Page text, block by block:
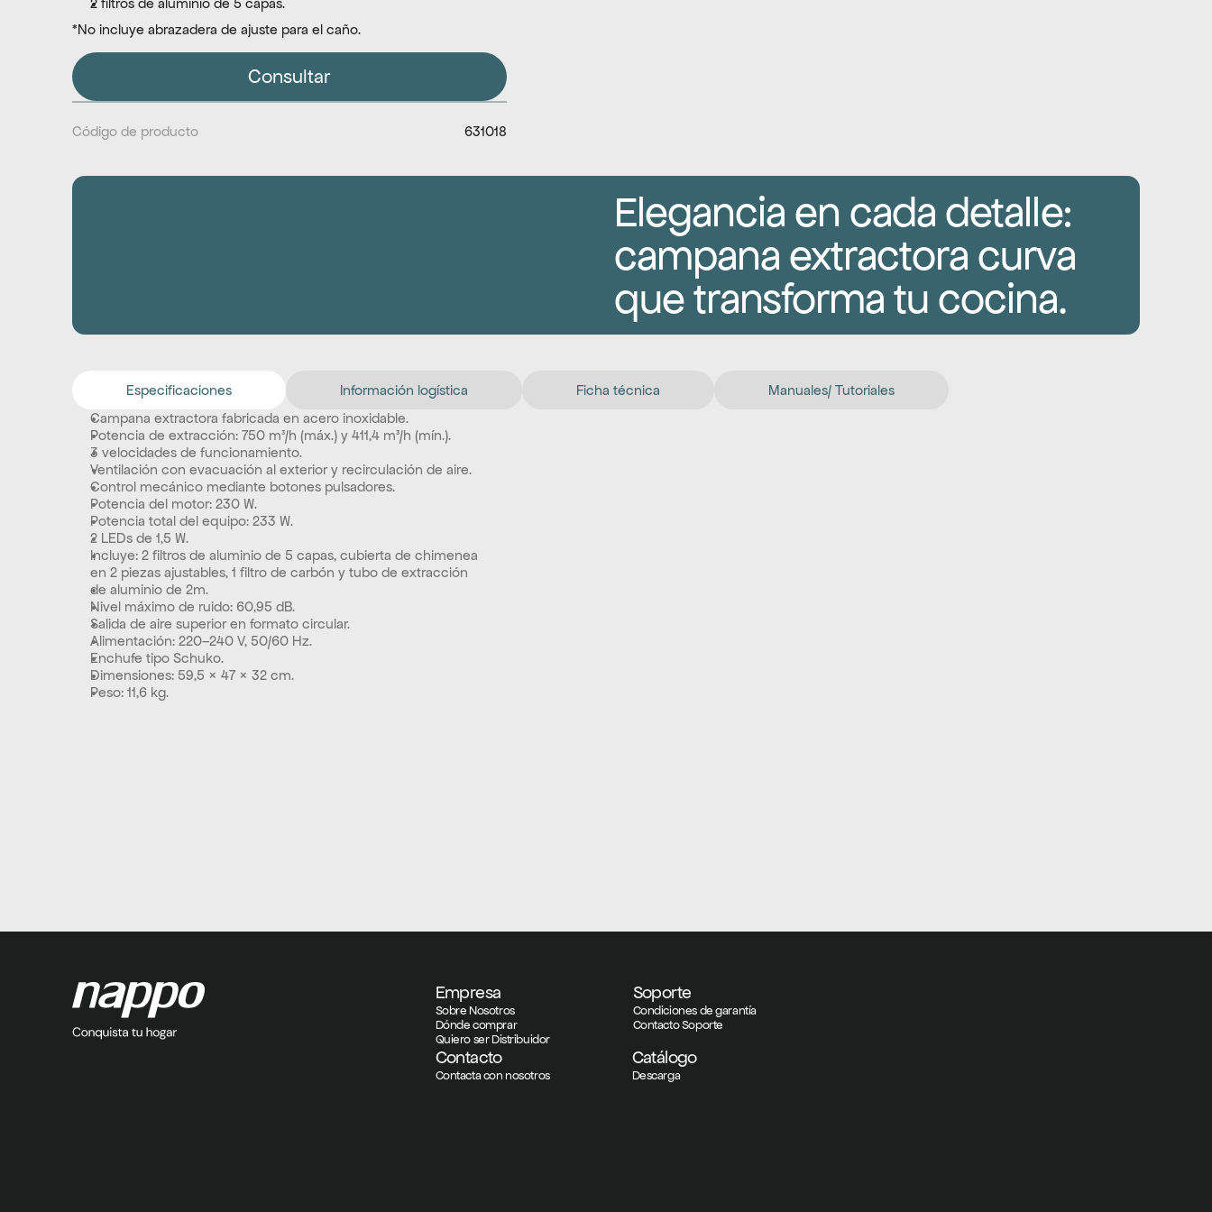
*No incluye abrazadera de ajuste para el caño.
Consultar
Código de producto 631018
Elegancia en cada detalle:
campana extractora curva
que transforma tu cocina.
Especificaciones Información logística Ficha técnica
Manuales/ Tutoriales
Campana extractora fabricada en acero inoxidable.
Potencia de extracción: 750 m³/h (máx.) y 411,4 m³/h (mín.).
3 velocidades de funcionamiento.
Ventilación con evacuación al exterior y recirculación de aire.
Control mecánico mediante botones pulsadores.
Potencia del motor: 230 W.
Potencia total del equipo: 233 W.
2 LEDs de 1,5 W.
Incluye: 2 filtros de aluminio de 5 capas, cubierta de chimenea
en 2 piezas ajustables, 1 filtro de carbón y tubo de extracción
de aluminio de 2m.
Nivel máximo de ruido: 60,95 dB.
Salida de aire superior en formato circular.
Alimentación: 220–240 V, 50/60 Hz.
Enchufe tipo Schuko.
Dimensiones: 59,5 × 47 × 32 cm.
Peso: 11,6 kg.
Empresa
Sobre Nosotros
Dónde comprar
Quiero ser Distribuidor
Soporte
Condiciones de garantía
Contacto Soporte
Contacto
Contacta con nosotros
Catálogo
Descarga